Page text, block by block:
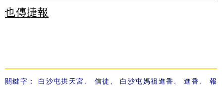
也傳捷報
關鍵字： 白沙屯拱天宮 信徒 白沙屯媽祖進香 、進香 、報